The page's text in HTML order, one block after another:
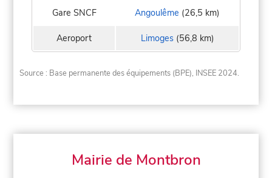
Gare SNCF Angoulême (26,5 km)
Aeroport Limoges(56,8 km)
Source : Base permanente des équipements (BPE), INSEE 2024.
Mairie de Montbron